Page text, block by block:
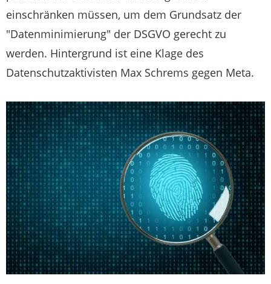
einschränken müssen, um dem Grundsatz der
"Datenminimierung" der DSGVO gerecht zu
werden. Hintergrund ist eine Klage des
Datenschutzaktivisten Max Schrems gegen Meta.